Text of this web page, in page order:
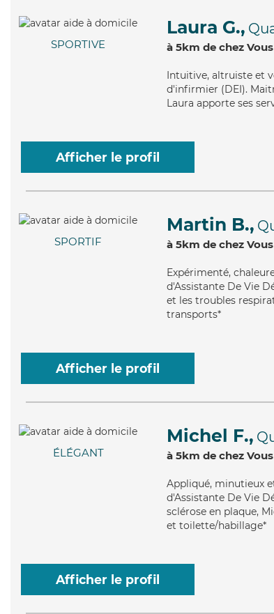
SPORTIVE
Laura G.,
à 5km de chez Vous
Intuitive, altruiste et
d'infirmier (DEI).
Laura apporte ses
Afficher le profil
SPORTIF
Martin B.,
à 5km de chez Vous
Expérimenté,
d'Assistante De Vie
et les troubles
transports*
Afficher le profil
ÉLÉGANT
Michel F.,
à 5km de chez Vous
Appliqué, minutieux
d'Assistante De Vie
sclérose en plaque,
et toilette/habillage*
Afficher le profil